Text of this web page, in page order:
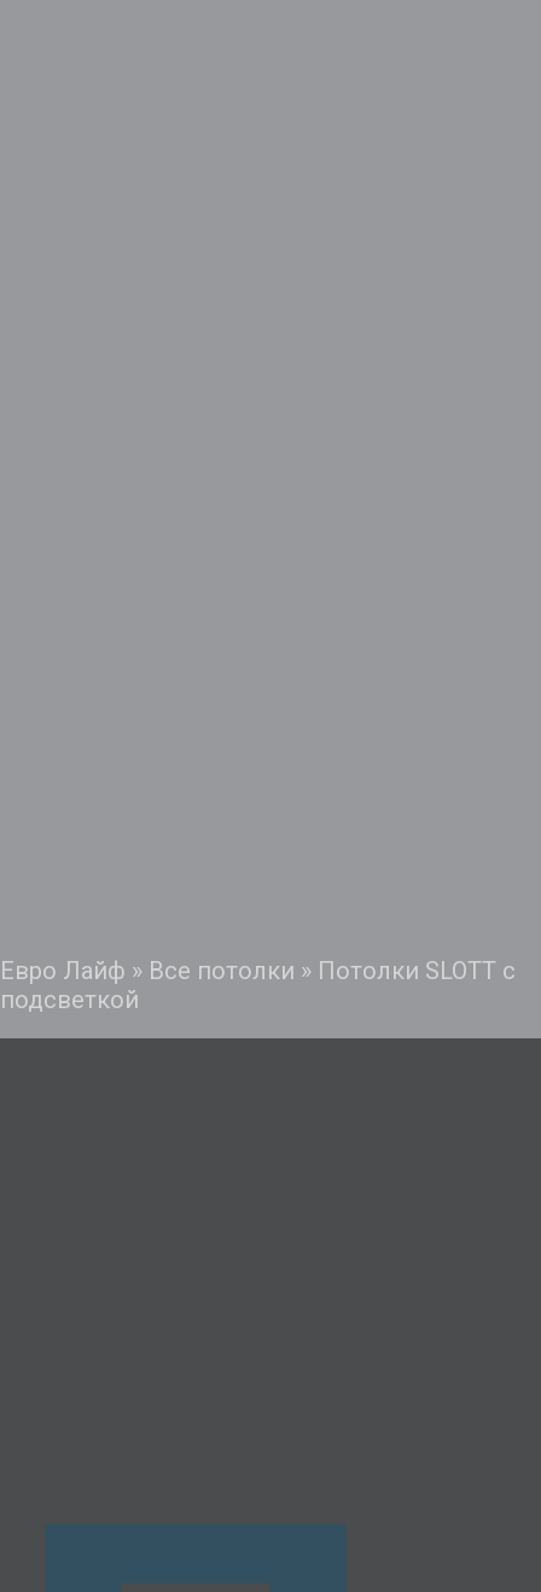
Евро Лайф » Все потолки » Потолки SLOTT с
подсветкой